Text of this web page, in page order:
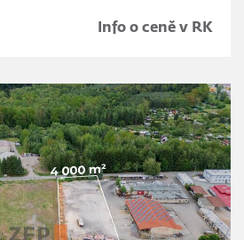
Info o ceně v RK